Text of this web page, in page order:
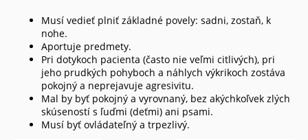
Musí vedieť plniť základné povely: sadni, zostaň, k
nohe.
Aportuje predmety.
Pri dotykoch pacienta (často nie veľmi citlivých), pri
jeho prudkých pohyboch a náhlych výkrikoch zostáva
pokojný a neprejavuje agresivitu.
Mal by byť pokojný a vyrovnaný, bez akýchkoľvek zlých
skúseností s ľuďmi (deťmi) ani psami.
Musí byť ovládateľný a trpezlivý.